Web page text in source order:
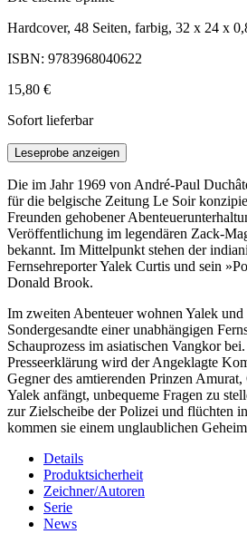
Hardcover, 48 Seiten, farbig, 32 x 24 x
ISBN: 9783968040622
15,80 €
Sofort lieferbar
Leseprobe anzeigen
Die im Jahr 1969 von André-Paul
für die belgische Zeitung Le Soir
Freunden gehobener
Veröffentlichung im legendären Zack-
bekannt. Im Mittelpunkt stehen der
Fernsehreporter Yalek Curtis und sein
Donald Brook.
Im zweiten Abenteuer wohnen Yalek und
Sondergesandte einer unabhängigen
Schauprozess im asiatischen Vangkor
Presseerklärung wird der Angeklagte
Gegner des amtierenden Prinzen
Yalek anfängt, unbequeme Fragen zu
zur Zielscheibe der Polizei und flüchten
kommen sie einem unglaublichen
Details
Produktsicherheit
Zeichner/Autoren
Serie
News